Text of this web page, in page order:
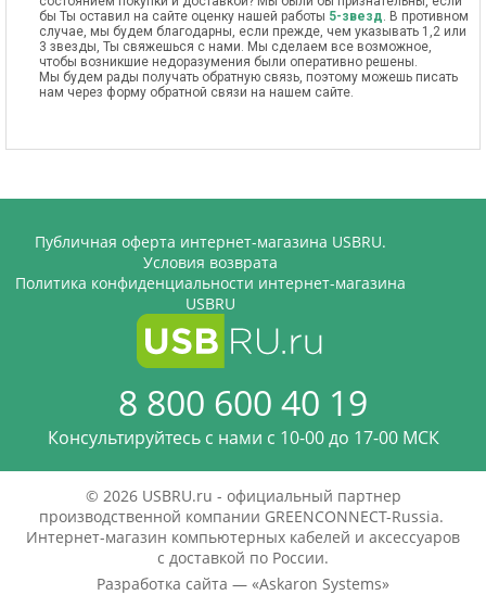
бы Ты оставил на сайте оценку нашей работы 5-звезд. В противном
случае, мы будем благодарны, если прежде, чем указывать 1,2 или
3 звезды, Ты свяжешься с нами. Мы сделаем все возможное,
чтобы возникшие недоразумения были оперативно решены.
Мы будем рады получать обратную связь, поэтому можешь писать
нам через форму обратной связи на нашем сайте.
Публичная оферта интернет-магазина USBRU.
Условия возврата
Политика конфиденциальности интернет-магазина
USBRU
8 800 600 40 19
Консультируйтесь с нами c 10-00 до 17-00 МСК
© 2026 USBRU.ru - официальный партнер
производственной компании GREENCONNECT-Russia.
Интернет-магазин компьютерных кабелей и аксессуаров
с доставкой по России.
Разработка сайта — «Askaron Systems»